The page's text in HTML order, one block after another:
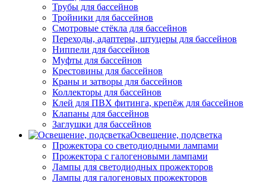
Трубы для бассейнов
Тройники для бассейнов
Смотровые стёкла для бассейнов
Переходы, адаптеры, штуцеры для бассейнов
Ниппели для бассейнов
Муфты для бассейнов
Крестовины для бассейнов
Краны и затворы для бассейнов
Коллекторы для бассейнов
Клей для ПВХ фитинга, крепёж для бассейнов
Клапаны для бассейнов
Заглушки для бассейнов
Освещение, подсветка
Прожектора со светодиодными лампами
Прожектора с галогеновыми лампами
Лампы для светодиодных прожекторов
Лампы для галогеновых прожекторов